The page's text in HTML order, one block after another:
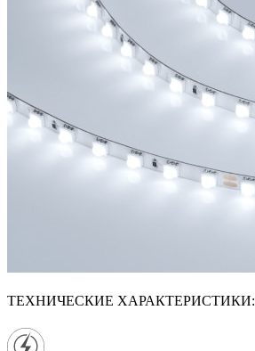
ТЕХНИЧЕСКИЕ ХАРАКТЕРИСТИКИ: